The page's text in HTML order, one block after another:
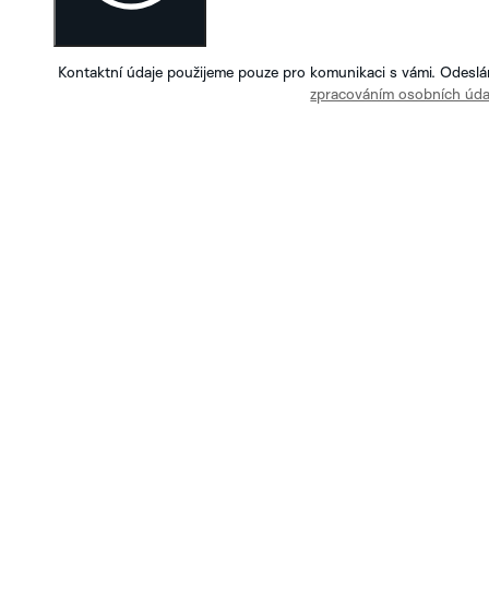
Kontaktní údaje použijeme pouze pro komunikaci s vámi.
zpracováním osobních